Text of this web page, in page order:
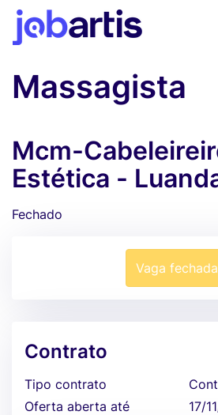
Massagista
Mcm-
Estética -
Fechado
Vaga fechada
Contrato
Tipo contrato
Oferta aberta até
17/